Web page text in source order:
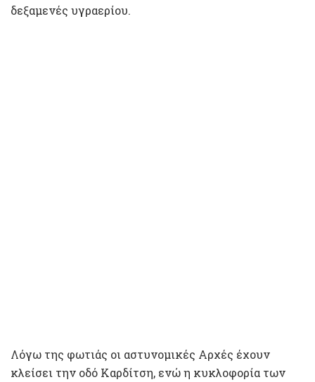
δεξαμενές υγραερίου.
Λόγω της φωτιάς οι αστυνομικές Αρχές έχουν
κλείσει την οδό Καρδίτση, ενώ η κυκλοφορία των